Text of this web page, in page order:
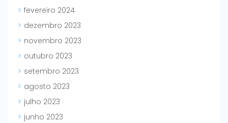
fevereiro 2024
dezembro 2023
novembro 2023
outubro 2023
setembro 2023
agosto 2023
julho 2023
junho 2023